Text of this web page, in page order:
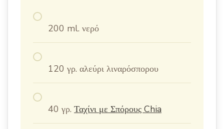
200 ml. νερό
120 γρ. αλεύρι λιναρόσπορου
40 γρ. Ταχίνι με Σπόρους Chia